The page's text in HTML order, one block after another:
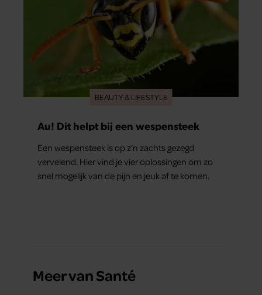
BEAUTY & LIFESTYLE
Au! Dit helpt bij een wespensteek
Een wespensteek is op z’n zachts gezegd
vervelend. Hier vind je vier oplossingen om zo
snel mogelijk van de pijn en jeuk af te komen.
Meer van Santé